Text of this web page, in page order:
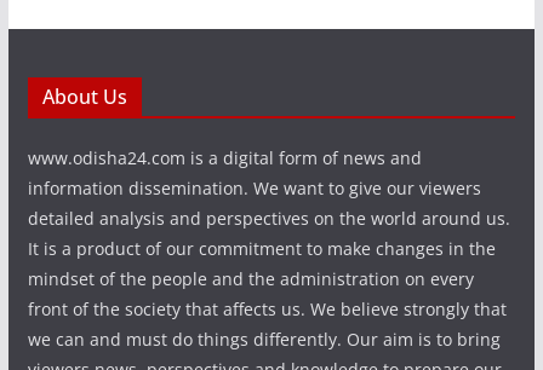
About Us
www.odisha24.com is a digital form of news and
information dissemination. We want to give our viewers
detailed analysis and perspectives on the world around us.
It is a product of our commitment to make changes in the
mindset of the people and the administration on every
front of the society that affects us. We believe strongly that
we can and must do things differently. Our aim is to bring